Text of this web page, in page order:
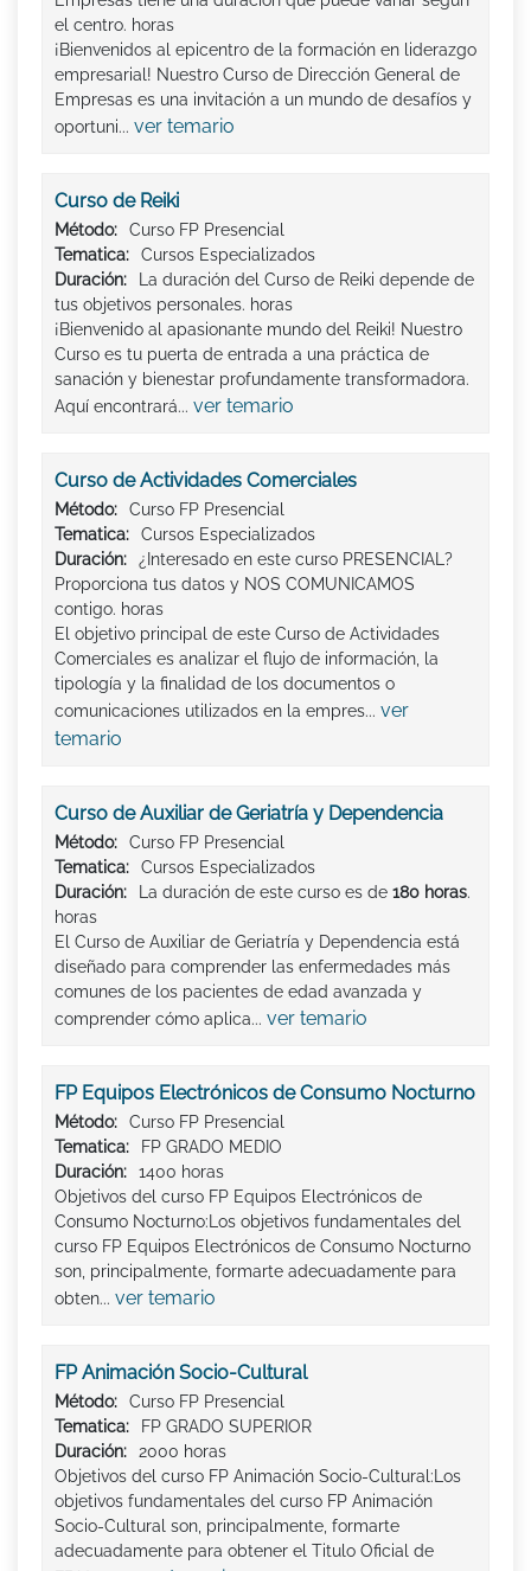
el centro. horas
¡Bienvenidos al epicentro de la formación en liderazgo
empresarial! Nuestro Curso de Dirección General de
Empresas es una invitación a un mundo de desafíos y
oportuni... ver temario
Curso de Reiki
Método:
Curso FP Presencial
Tematica:
Cursos Especializados
Duración:
La duración del Curso de Reiki depende de
tus objetivos personales. horas
¡Bienvenido al apasionante mundo del Reiki! Nuestro
Curso es tu puerta de entrada a una práctica de
sanación y bienestar profundamente transformadora.
Aquí encontrará... ver temario
Curso de Actividades Comerciales
Método:
Curso FP Presencial
Tematica:
Cursos Especializados
Duración:
¿Interesado en este curso PRESENCIAL?
Proporciona tus datos y NOS COMUNICAMOS
contigo. horas
El objetivo principal de este Curso de Actividades
Comerciales es analizar el flujo de información, la
tipología y la finalidad de los documentos o
comunicaciones utilizados en la empres... ver
temario
Curso de Auxiliar de Geriatría y Dependencia
Método:
Curso FP Presencial
Tematica:
Cursos Especializados
Duración:
La duración de este curso es de 180 horas.
horas
El Curso de Auxiliar de Geriatría y Dependencia está
diseñado para comprender las enfermedades más
comunes de los pacientes de edad avanzada y
comprender cómo aplica... ver temario
FP Equipos Electrónicos de Consumo Nocturno
Método:
Curso FP Presencial
Tematica:
FP GRADO MEDIO
Duración:
1400 horas
Objetivos del curso FP Equipos Electrónicos de
Consumo Nocturno:Los objetivos fundamentales del
curso FP Equipos Electrónicos de Consumo Nocturno
son, principalmente, formarte adecuadamente para
obten... ver temario
FP Animación Socio-Cultural
Método:
Curso FP Presencial
Tematica:
FP GRADO SUPERIOR
Duración:
2000 horas
Objetivos del curso FP Animación Socio-Cultural:Los
objetivos fundamentales del curso FP Animación
Socio-Cultural son, principalmente, formarte
adecuadamente para obtener el Titulo Oficial de